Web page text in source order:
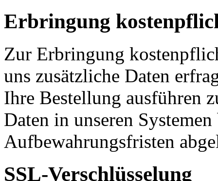
Erbringung
Zur Erbringung
uns zusätzliche Daten
Ihre Bestellung ausführen
Daten in unseren
Aufbewahrungsfristen
SSL-Verschlüsselung